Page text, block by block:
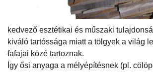
kedvező esztétikai és műszaki
kiváló tartóssága miatt a tölgyek a világ
fafajai közé tartoznak.
Így ősi anyaga a mélyépítésnek (pl.